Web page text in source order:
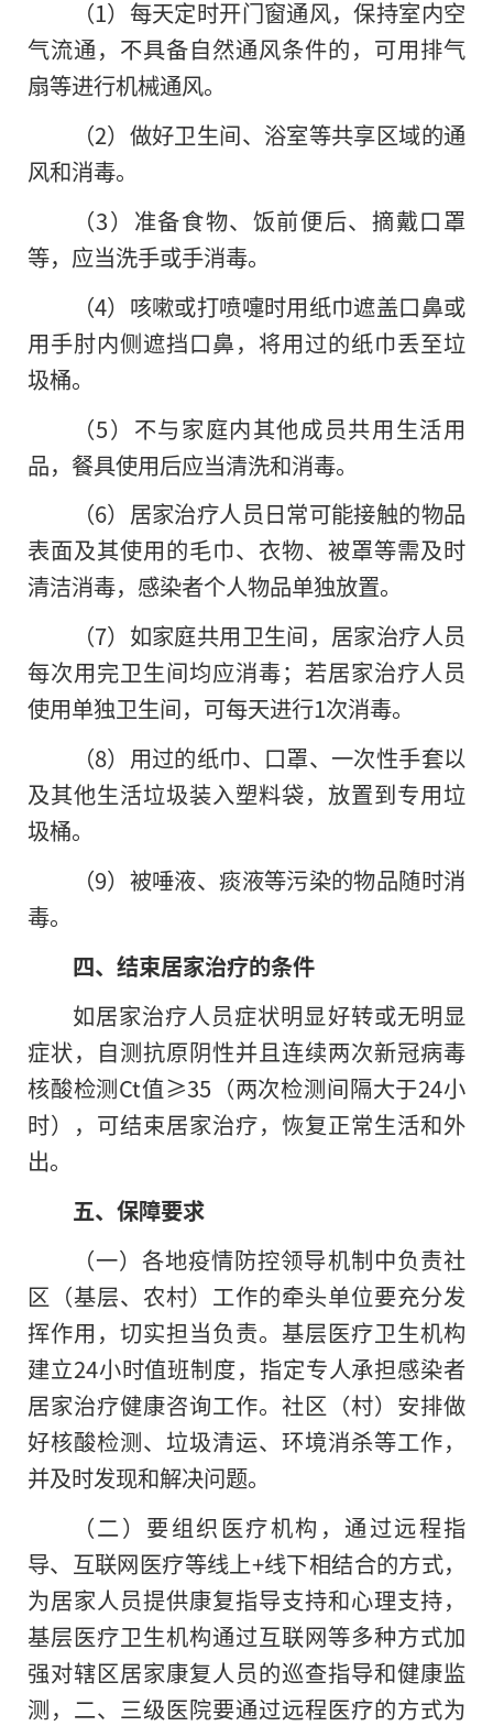
（1）每天定时开门窗通风，保持室内空
气流通，不具备自然通风条件的，可用排气
扇等进行机械通风。
（2）做好卫生间、浴室等共享区域的通
风和消毒。
（3）准备食物、饭前便后、摘戴口罩
等，应当洗手或手消毒。
（4）咳嗽或打喷嚏时用纸巾遮盖口鼻或
用手肘内侧遮挡口鼻，将用过的纸巾丢至垃
圾桶。
（5）不与家庭内其他成员共用生活用
品，餐具使用后应当清洗和消毒。
（6）居家治疗人员日常可能接触的物品
表面及其使用的毛巾、衣物、被罩等需及时
清洁消毒，感染者个人物品单独放置。
（7）如家庭共用卫生间，居家治疗人员
每次用完卫生间均应消毒；若居家治疗人员
使用单独卫生间，可每天进行1次消毒。
（8）用过的纸巾、口罩、一次性手套以
及其他生活垃圾装入塑料袋，放置到专用垃
圾桶。
（9）被唾液、痰液等污染的物品随时消
毒。
四、结束居家治疗的条件
如居家治疗人员症状明显好转或无明显
症状，自测抗原阴性并且连续两次新冠病毒
核酸检测Ct值≥35（两次检测间隔大于24小
时），可结束居家治疗，恢复正常生活和外
出。
五、保障要求
（一）各地疫情防控领导机制中负责社
区（基层、农村）工作的牵头单位要充分发
挥作用，切实担当负责。基层医疗卫生机构
建立24小时值班制度，指定专人承担感染者
居家治疗健康咨询工作。社区（村）安排做
好核酸检测、垃圾清运、环境消杀等工作，
并及时发现和解决问题。
（二）要组织医疗机构，通过远程指
导、互联网医疗等线上+线下相结合的方式，
为居家人员提供康复指导支持和心理支持，
基层医疗卫生机构通过互联网等多种方式加
强对辖区居家康复人员的巡查指导和健康监
测，二、三级医院要通过远程医疗的方式为